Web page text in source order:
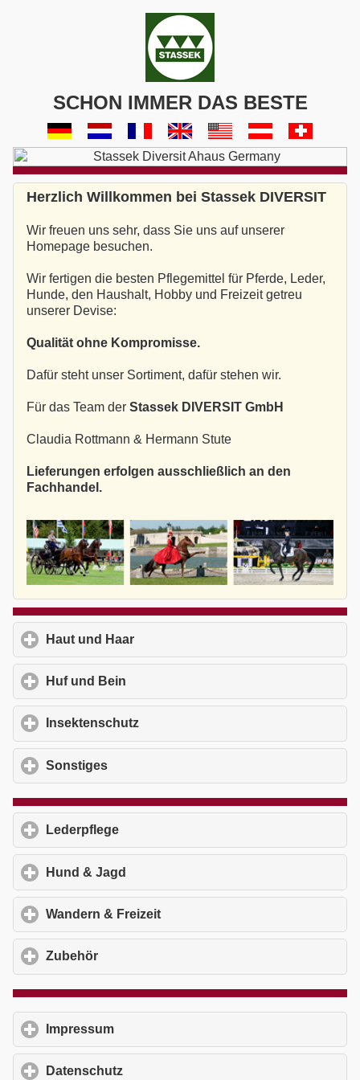
SCHON IMMER DAS BESTE
Herzlich Willkommen bei Stassek DIVERSIT
Wir freuen uns sehr, dass Sie uns auf unserer
Homepage besuchen.
Wir fertigen die besten Pflegemittel für Pferde, Leder,
Hunde, den Haushalt, Hobby und Freizeit getreu
unserer Devise:
Qualität ohne Kompromisse.
Dafür steht unser Sortiment, dafür stehen wir.
Für das Team der Stassek DIVERSIT GmbH
Claudia Rottmann & Hermann Stute
Lieferungen erfolgen ausschließlich an den
Fachhandel.
Haut und Haar
Huf und Bein
Insektenschutz
Sonstiges
Lederpflege
Hund & Jagd
Wandern & Freizeit
Zubehör
Impressum
Datenschutz